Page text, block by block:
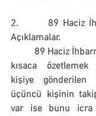
2.       89 Haciz
Açıklamalar.
kısaca
kişiye
üçüncü kişinin
var ise bunu icra